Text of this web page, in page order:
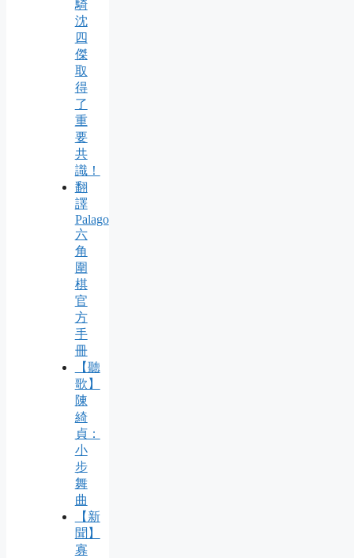
騎
沈
四
傑
取
得
了
重
要
共
識！
翻
譯
Palago
六
角
圍
棋
官
方
手
冊
【聽
歌】
陳
綺
貞：
小
步
舞
曲
【新
聞】
寡